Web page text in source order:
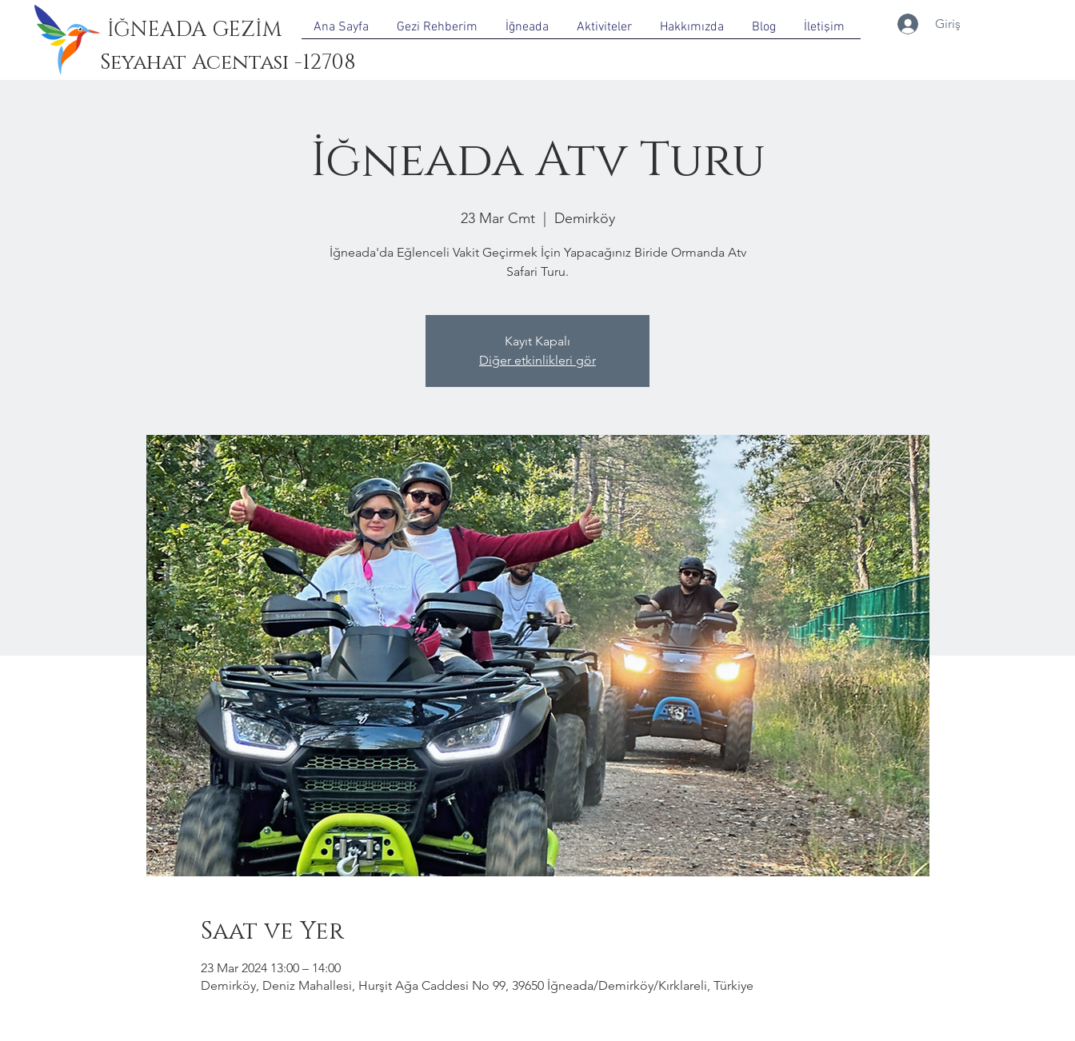
İĞNEADA GEZİM
Seyahat Acentası -12708
Ana Sayfa Gezi Rehberim İğneada Aktiviteler Hakkımızda Blog İletişim Giriş
İğneada Atv Turu
23 Mar Cmt
  |
Demirköy
İğneada'da Eğlenceli Vakit Geçirmek İçin Yapacağınız Biride Ormanda Atv
Safari Turu.
Kayıt Kapalı
Diğer etkinlikleri gör
Saat ve Yer
23 Mar 2024 13:00 – 14:00
Demirköy, Deniz Mahallesi, Hurşit Ağa Caddesi No 99, 39650 İğneada/Demirköy/Kırklareli, Türkiye